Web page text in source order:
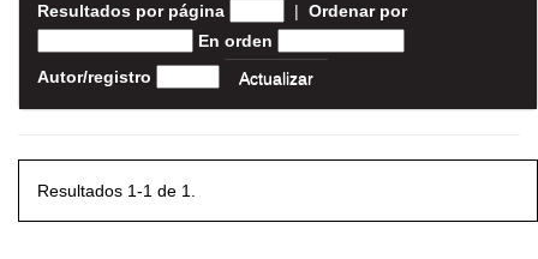
Resultados por página | Ordenar por
En orden
Autor/registro
Resultados 1-1 de 1.